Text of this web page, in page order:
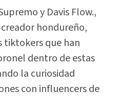
y Davis Flow.,
hondureño,
que han
dentro de estas
la curiosidad
con influencers de